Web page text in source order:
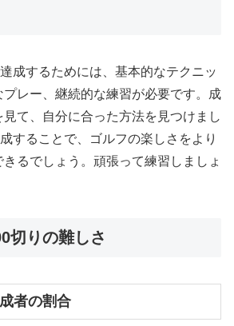
成するためには、基本的なテクニッ
プレー、継続的な練習が必要です。成
て、自分に合った方法を見つけまし
することで、ゴルフの楽しさをより
るでしょう。頑張って練習しましょ
切りの難しさ
者の割合